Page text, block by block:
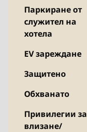
Паркиране от
служител на
хотела
EV зареждане
Защитено
Обхванато
Привилегии за
влизане/